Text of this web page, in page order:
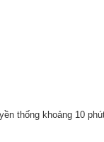
thống khoảng 10